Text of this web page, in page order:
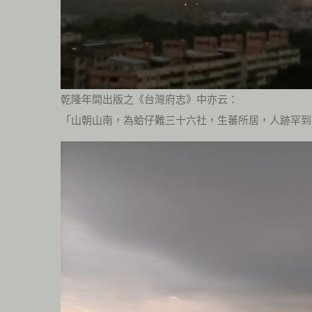
乾隆年間出版之《台灣府志》中亦云：
「山朝山南，為蛤仔難三十六社，生蕃所居，人跡罕